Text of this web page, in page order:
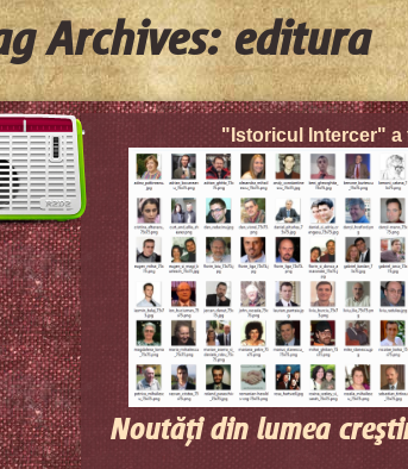
Archives: editura
"Istoricul Intercer" a
Noutăţi din lumea